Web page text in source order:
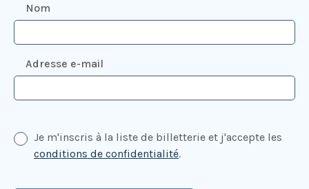
Nom
Adresse e-mail
Je m'inscris à la liste de billetterie et j'accepte les
conditions de confidentialité.